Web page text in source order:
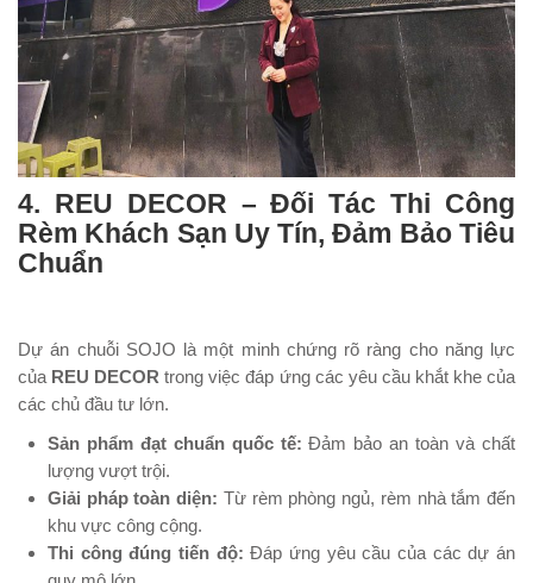
4. REU DECOR – Đối Tác Thi Công
Rèm Khách Sạn Uy Tín, Đảm Bảo Tiêu
Chuẩn
Dự án chuỗi SOJO là một minh chứng rõ ràng cho năng lực
của REU DECOR trong việc đáp ứng các yêu cầu khắt khe của
các chủ đầu tư lớn.
Sản phẩm đạt chuẩn quốc tế: Đảm bảo an toàn và chất
lượng vượt trội.
Giải pháp toàn diện: Từ rèm phòng ngủ, rèm nhà tắm đến
khu vực công cộng.
Thi công đúng tiến độ: Đáp ứng yêu cầu của các dự án